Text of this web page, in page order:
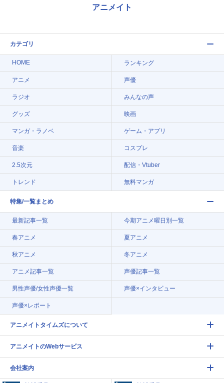
アニメイト
カテゴリ
HOME ランキング
アニメ 声優
ラジオ みんなの声
グッズ 映画
マンガ・ラノベ ゲーム・アプリ
音楽 コスプレ
2.5次元 配信・Vtuber
トレンド 無料マンガ
特集/一覧まとめ
最新記事一覧 今期アニメ曜日別一覧
春アニメ 夏アニメ
秋アニメ 冬アニメ
アニメ記事一覧 声優記事一覧
男性声優/女性声優一覧 声優×インタビュー
声優×レポート
アニメイトタイムズについて
アニメイトのWebサービス
会社案内